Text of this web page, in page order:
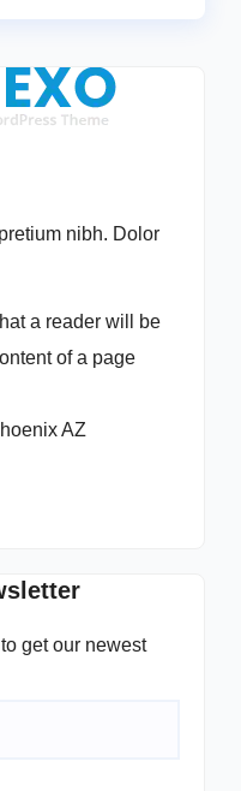
nibh. Dolor
a reader will be
of a page
AZ
get our newest